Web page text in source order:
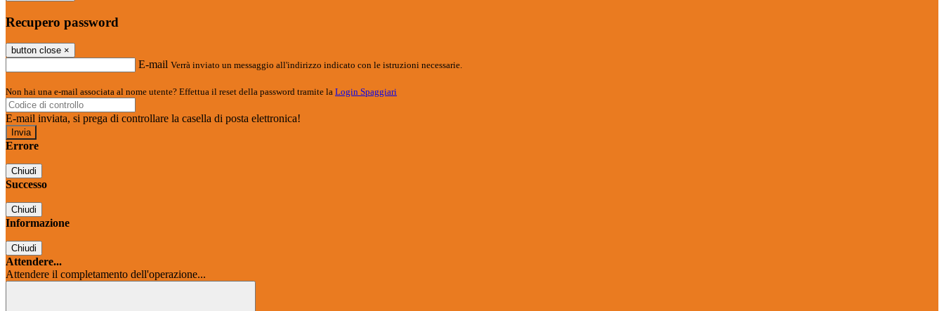
Recupero password
button close ×
E-mail Verrà inviato un messaggio all'indirizzo indicato con le istruzioni necessarie.
Non hai una e-mail associata al nome utente? Effettua il reset della password tramite la Login Spaggiari
E-mail inviata, si prega di controllare la casella di posta elettronica!
Errore
Chiudi
Successo
Chiudi
Informazione
Chiudi
Attendere...
Attendere il completamento dell'operazione...